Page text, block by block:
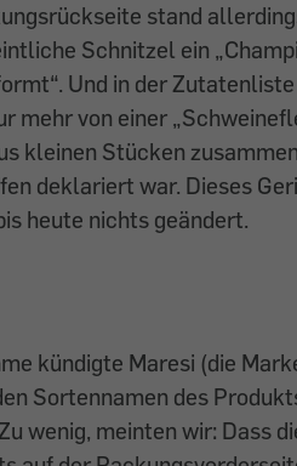
stand
Schnitzel ein
Und in der
mehr von einer
kleinen Stücken
deklariert war. Dieses
heute nichts geändert.
kündigte Maresi (die
Sortennamen des
wenig, meinten wir: Dass